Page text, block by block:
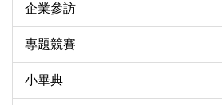
企業參訪
專題競賽
小畢典